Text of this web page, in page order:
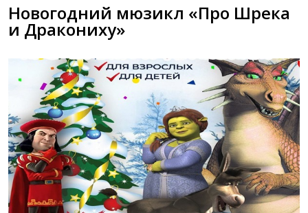
Новогодний мюзикл «Про Шрека
и Дракониху»